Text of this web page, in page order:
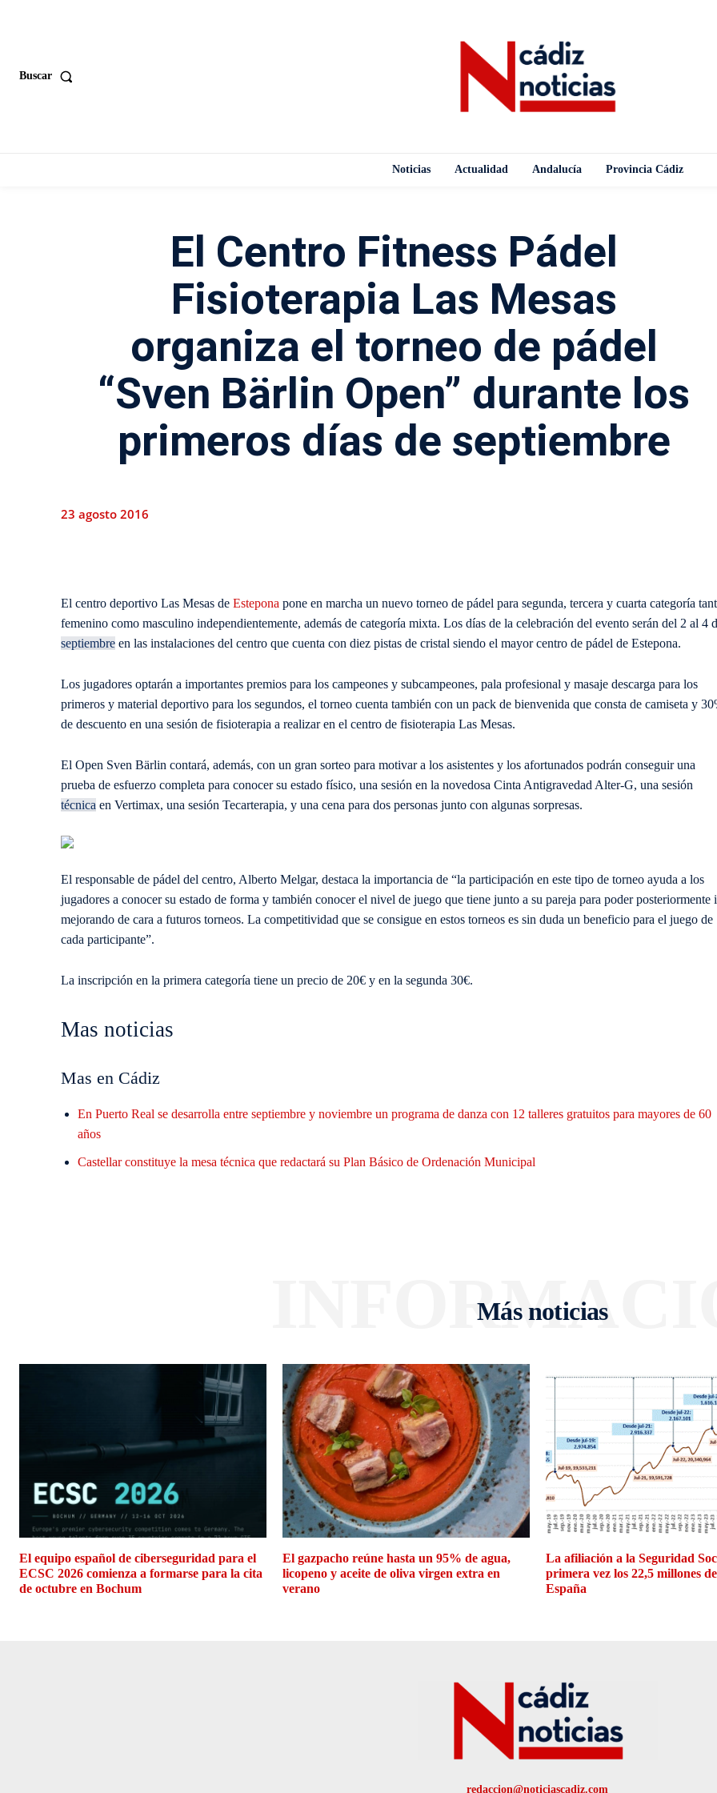
Buscar
Noticias Actualidad Andalucía Provincia Cádiz
El Centro Fitness Pádel
Fisioterapia Las Mesas
organiza el torneo de pádel
“Sven Bärlin Open” durante los
primeros días de septiembre
23 agosto 2016
El centro deportivo Las Mesas de Estepona pone en marcha un nuevo torneo de pádel para segunda, tercera y cuarta categoría
femenino como masculino independientemente, además de categoría mixta. Los días de la celebración del evento serán del 2 al 4
septiembre en las instalaciones del centro que cuenta con diez pistas de cristal siendo el mayor centro de pádel de Estepona.
Los jugadores optarán a importantes premios para los campeones y subcampeones, pala profesional y masaje descarga para los
primeros y material deportivo para los segundos, el torneo cuenta también con un pack de bienvenida que consta de camiseta y
de descuento en una sesión de fisioterapia a realizar en el centro de fisioterapia Las Mesas.
El Open Sven Bärlin contará, además, con un gran sorteo para motivar a los asistentes y los afortunados podrán conseguir una
prueba de esfuerzo completa para conocer su estado físico, una sesión en la novedosa Cinta Antigravedad Alter-G, una sesión
técnica en Vertimax, una sesión Tecarterapia, y una cena para dos personas junto con algunas sorpresas.
El responsable de pádel del centro, Alberto Melgar, destaca la importancia de “la participación en este tipo de torneo ayuda a los
jugadores a conocer su estado de forma y también conocer el nivel de juego que tiene junto a su pareja para poder posteriormente
mejorando de cara a futuros torneos. La competitividad que se consigue en estos torneos es sin duda un beneficio para el juego de
cada participante”.
La inscripción en la primera categoría tiene un precio de 20€ y en la segunda 30€.
Mas noticias
Mas en Cádiz
En Puerto Real se desarrolla entre septiembre y noviembre un programa de danza con 12 talleres gratuitos para mayores de 60
años
Castellar constituye la mesa técnica que redactará su Plan Básico de Ordenación Municipal
Más noticias
El equipo español de ciberseguridad para el
ECSC 2026 comienza a formarse para la cita
de octubre en Bochum
El gazpacho reúne hasta un 95% de agua,
licopeno y aceite de oliva virgen extra en
verano
La afiliación a la Seguridad
primera vez los 22,5 millones
España
redaccion@noticiascadiz.com